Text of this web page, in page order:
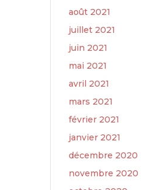
août 2021
juillet 2021
juin 2021
mai 2021
avril 2021
mars 2021
février 2021
janvier 2021
décembre 2020
novembre 2020